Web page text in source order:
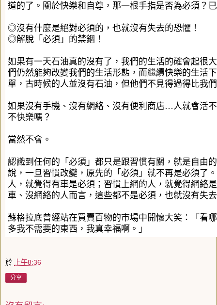
道的了。關於快樂和自尊，那一根手指是否為必須？
◎沒有什麼是絕對必須的，也就沒有失去的恐懼！
◎解脫「必須」的禁錮！
如果有一天石油真的沒有了，我們的生活的確會起很
們仍然能夠改變我們的生活形態，而繼續快樂的生活
單，古時候的人並沒有石油，但他們不見得過得比我
如果沒有手機、沒有網絡、沒有便利商店…人就會活
不快樂嗎？
當然不會。
認識到任何的「必須」都只是跟習慣有關，就是自由
說，一旦習慣改變，原先的「必須」就不再是必須了
人，就覺得有車是必須；習慣上網的人，就覺得網絡
車、沒網絡的人而言，這些都不是必須，也就沒有失
蘇格拉底曾經站在買賣百物的市場中開懷大笑：「看
多我不需要的東西，我真幸福啊。」
於 上午8:36
分享